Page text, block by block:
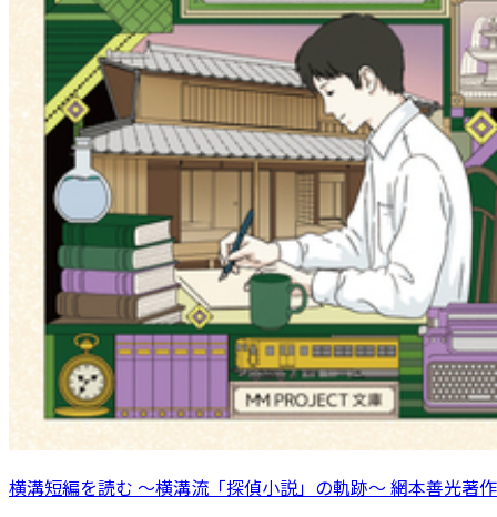
横溝短編を読む 〜横溝流「探偵小説」の軌跡〜 網本善光著